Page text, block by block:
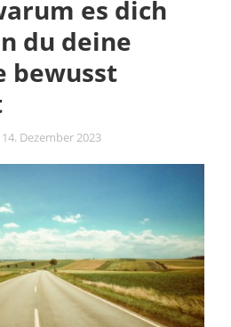
es dich
du deine
bewusst
14. Dezember 2023